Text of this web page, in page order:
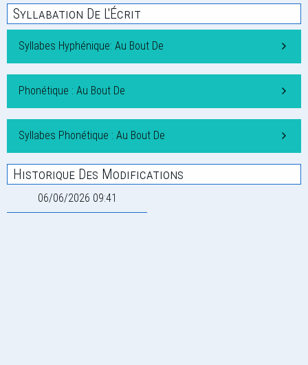
Syllabation De L'Écrit
Syllabes Hyphénique: Au Bout De
Phonétique : Au Bout De
Syllabes Phonétique : Au Bout De
Historique Des Modifications
06/06/2026 09:41